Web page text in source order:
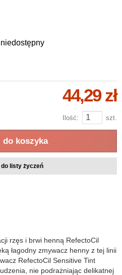
44,29 zł
Ilość: szt.
do koszyka
do listy życzeń
rzęs i brwi henną RefectoCil
łagodny zmywacz henny z tej linii
RefectoCil Sensitive Tint
nie podrażniając delikatnej